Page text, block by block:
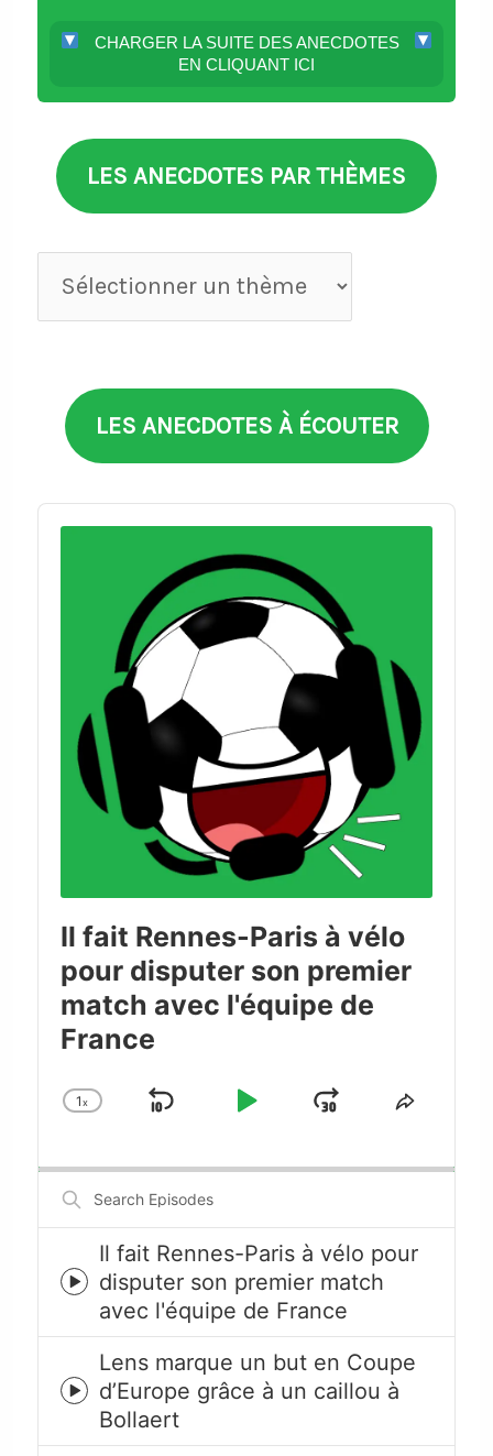
CHARGER LA SUITE DES ANECDOTES
EN CLIQUANT ICI
LES ANECDOTES PAR THÈMES
Anecdotes
par
LES ANECDOTES À ÉCOUTER
Audio
Player
Il fait Rennes-Paris à vélo
pour disputer son premier
match avec l'équipe de
France
Change
1x
Skip
Play
JumpShare
Search
Episodes
Episode
play
icon
Il fait Rennes-Paris à vélo pour
disputer son premier match
avec l'équipe de France
Episode
play
icon
Lens marque un but en Coupe
d’Europe grâce à un caillou à
Bollaert